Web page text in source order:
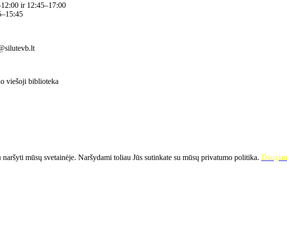
ir 12:45–17:00
viešoji biblioteka
mūsų svetainėje. Naršydami toliau Jūs sutinkate su mūsų privatumo politika.